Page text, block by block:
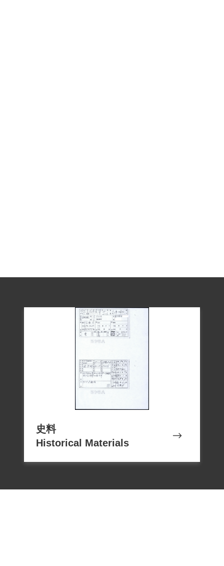
史料
Historical Materials